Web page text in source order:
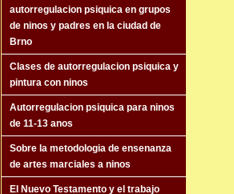
autorregulacion psiquica en grupos
de ninos y padres en la ciudad de
Brno
Clases de autorregulacion psiquica y
pintura con ninos
Autorregulacion psiquica para ninos
de 11-13 anos
Sobre la metodologia de ensenanza
de artes marciales a ninos
El Nuevo Testamento y el trabajo